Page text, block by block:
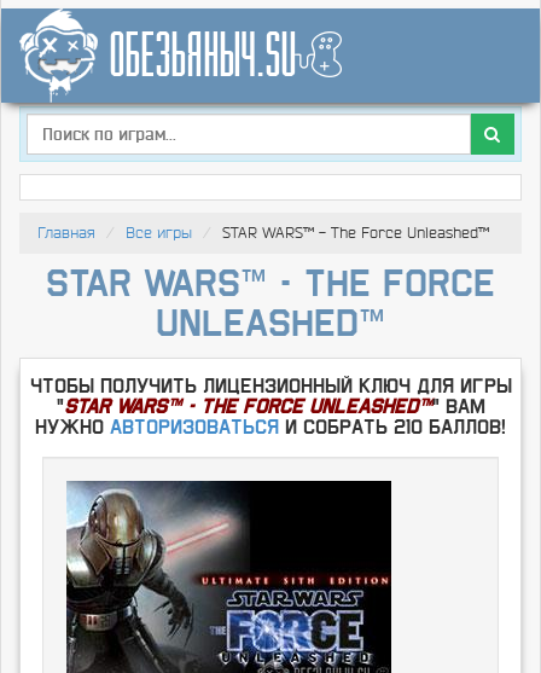
Главная Все игры STAR WARS™ - The Force Unleashed™
STAR WARS™ - The Force
Unleashed™
Чтобы получить лицензионный ключ для игры
"STAR WARS™ - The Force Unleashed™" Вам
нужно Авторизоваться и собрать 210 баллов!